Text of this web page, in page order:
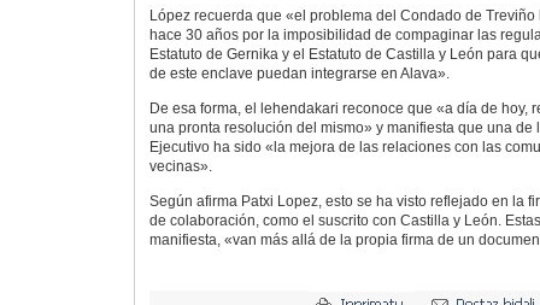
López recuerda que «el problema del Condado de
hace 30 años por la imposibilidad de compaginar las
Estatuto de Gernika y el Estatuto de Castilla y León para
de este enclave puedan integrarse en Alava».
De esa forma, el lehendakari reconoce que «a día de hoy,
una pronta resolución del mismo» y manifiesta que una de
Ejecutivo ha sido «la mejora de las relaciones con las
vecinas».
Según afirma Patxi Lopez, esto se ha visto reflejado en la
de colaboración, como el suscrito con Castilla y León.
manifiesta, «van más allá de la propia firma de un